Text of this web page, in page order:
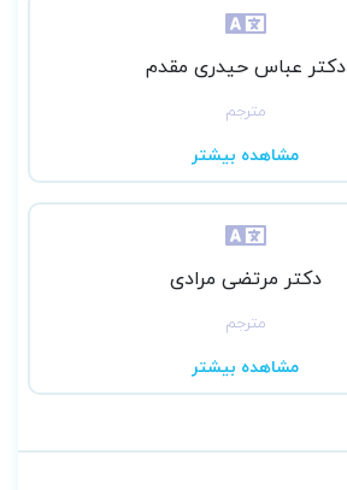
دکتر عباس حیدری مقدم
مترجم
مشاهده بیشتر
دکتر مرتضی مرادی
مترجم
مشاهده بیشتر